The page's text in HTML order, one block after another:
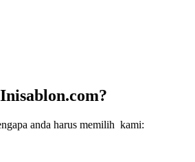
anda harus memilih kami: